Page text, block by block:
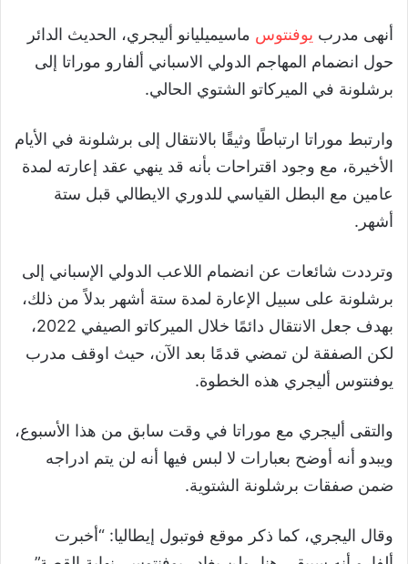
أنهى مدرب يوفنتوس ماسيميليانو أليجري، الحديث الدائر
حول انضمام المهاجم الدولي الاسباني ألفارو موراتا إلى
برشلونة في الميركاتو الشتوي الحالي.
وارتبط موراتا ارتباطًا وثيقًا بالانتقال إلى برشلونة في الأيام
الأخيرة، مع وجود اقتراحات بأنه قد ينهي عقد إعارته لمدة
عامين مع البطل القياسي للدوري الايطالي قبل ستة
أشهر.
وترددت شائعات عن انضمام اللاعب الدولي الإسباني إلى
برشلونة على سبيل الإعارة لمدة ستة أشهر بدلاً من ذلك،
بهدف جعل الانتقال دائمًا خلال الميركاتو الصيفي 2022،
لكن الصفقة لن تمضي قدمًا بعد الآن، حيث اوقف مدرب
يوفنتوس أليجري هذه الخطوة.
والتقى أليجري مع موراتا في وقت سابق من هذا الأسبوع،
ويبدو أنه أوضح بعبارات لا لبس فيها أنه لن يتم ادراجه
ضمن صفقات برشلونة الشتوية.
وقال اليجري، كما ذكر موقع فوتبول إيطاليا: “أخبرت